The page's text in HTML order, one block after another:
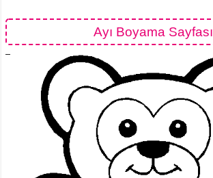
Ayı Boyama Sayfası